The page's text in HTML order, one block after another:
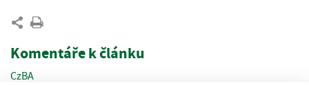
Komentáře k článku
CzBA